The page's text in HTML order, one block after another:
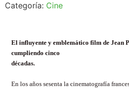
Categoría: Cine
El influyente y emblemático film de Jean
cumpliendo cinco
décadas.
En los años sesenta la cinematografía